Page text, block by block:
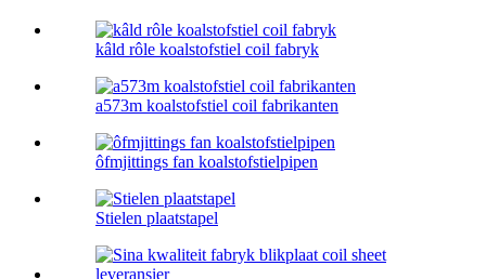
kâld rôle koalstofstiel coil fabryk
a573m koalstofstiel coil fabrikanten
ôfmjittings fan koalstofstielpipen
Stielen plaatstapel